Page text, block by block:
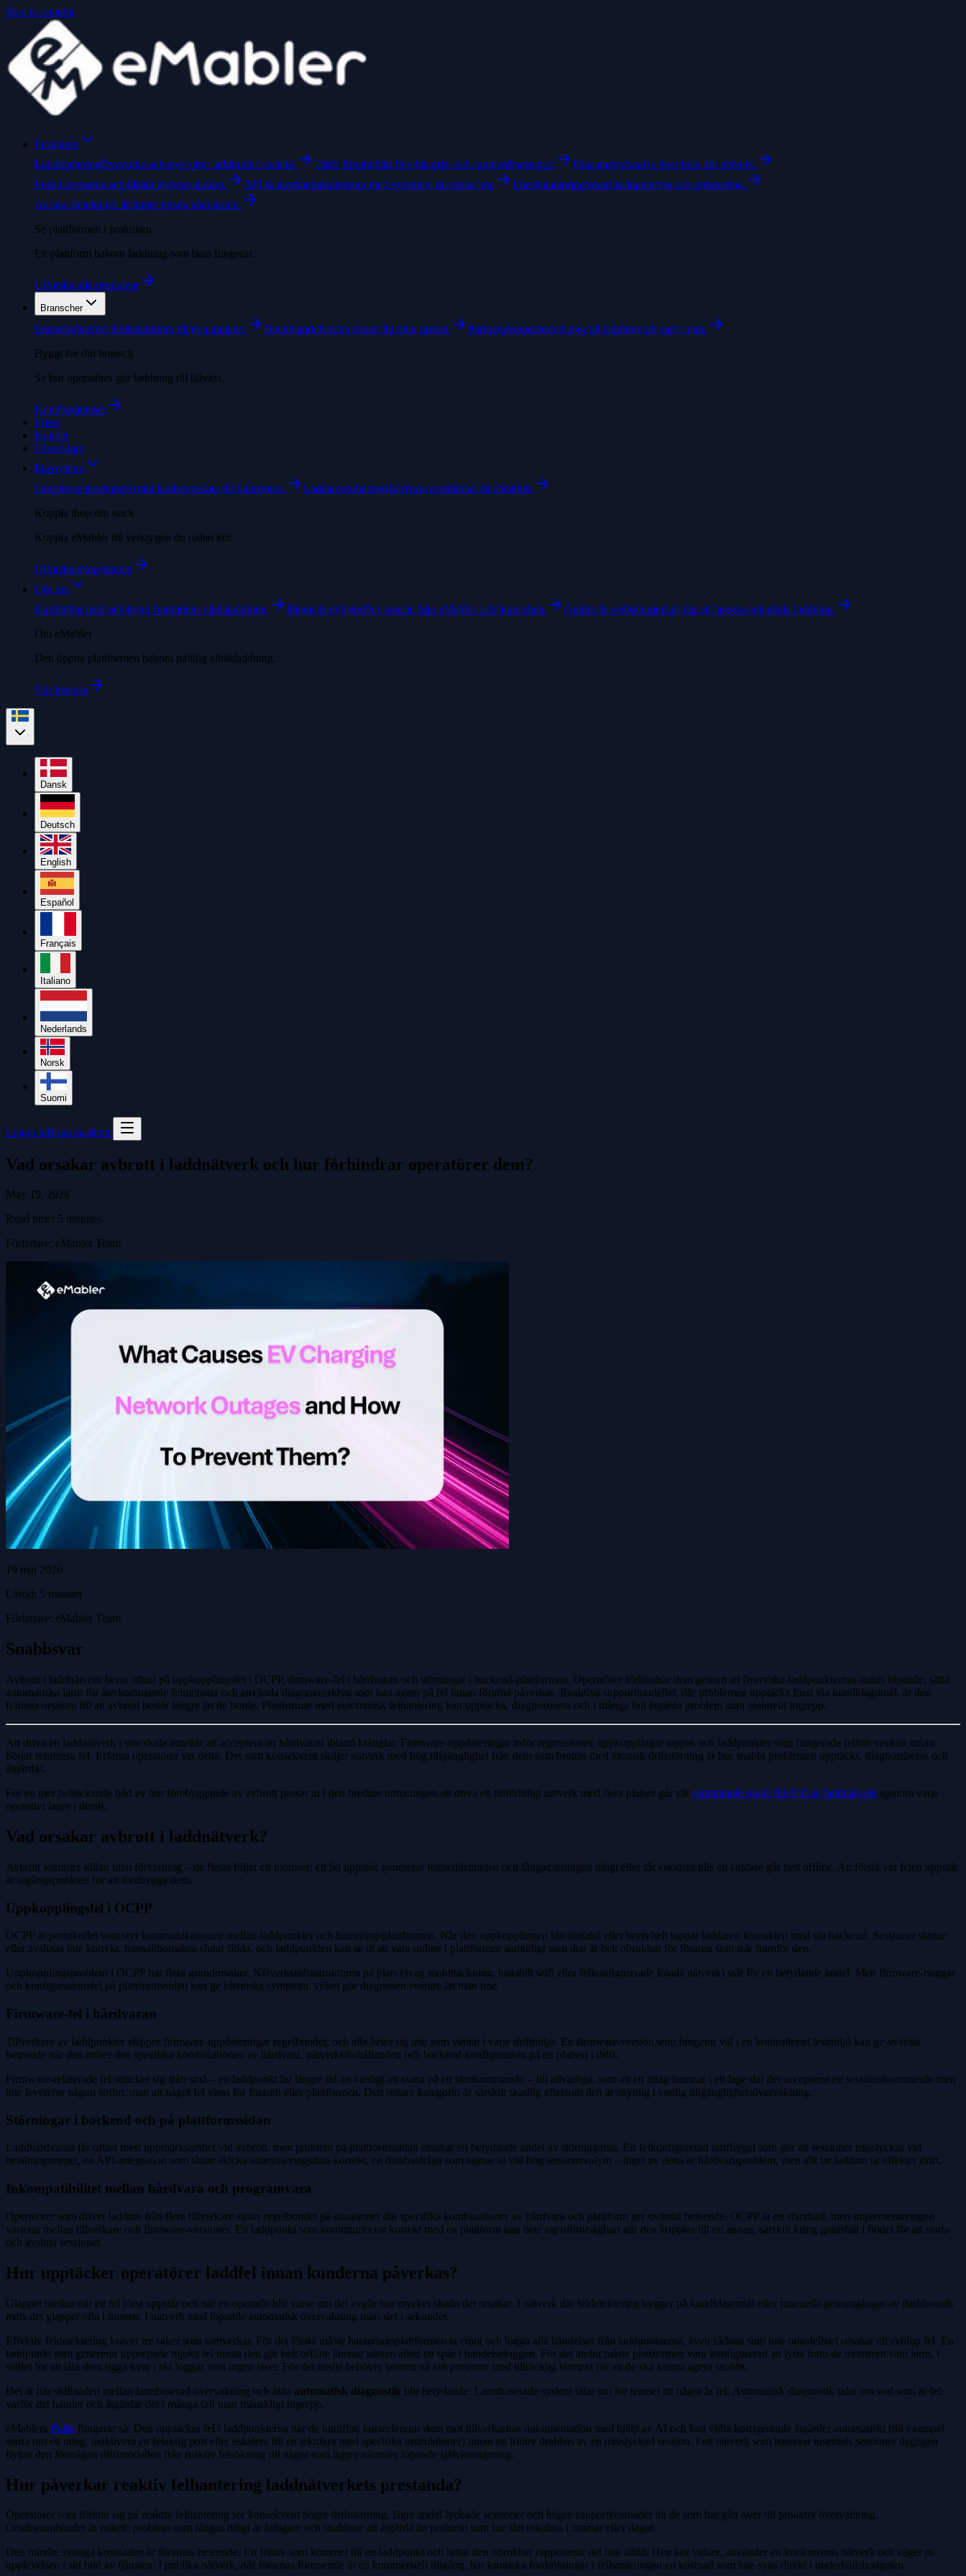
Skip to content
Produkter
LaddhanteringÖvervaka och styr varje laddpunkt i realtid. Tariff EngineSätt flexibla pris- och faktureringsregler. DataanalysAnalys över hela ditt nätverk.
PulseLivestatus och tillståndsövervakning. API & kopplingarIntegrera med systemen du redan kör. EnergihanteringSmart lasthantering och optimering.
Ad hoc-betalningLåt förare betala utan konto.
Se plattformen i praktiken
En plattform bakom laddning som bara fungerar.
Utforska alla produkter
Branscher
EnergibolagGör elbilsladdning till nya intäkter. DetaljhandelLocka förare till dina platser. ParkeringsoperatörerLägg till laddning på varje plats.
Byggt för din bransch
Se hur operatörer gör laddning till tillväxt.
Kundberättelser
Priser
Kunder
Utvecklare
Ekosystem
Salesforce-kopplingSynka laddningsdata till Salesforce. LaddarcertifieringHårdvara certifierad för eMabler.
Koppla ihop din stack
Koppla eMabler till verktygen du redan kör.
Utforska ekosystemet
Om oss
KarriärVar med och bygg framtidens elbilsladdning. Blogg & nyheterDet senaste från eMabler och branschen. Guider & webbinarierLär dig att lansera och skala laddning.
Om eMabler
Den öppna plattformen bakom pålitlig elbilsladdning.
Vår historia
Dansk
Deutsch
English
Español
Français
Italiano
Nederlands
Norsk
Suomi
Logga inBoka en demo
Vad orsakar avbrott i laddnätverk och hur förhindrar operatörer dem?
May 19, 2026
Read time: 5 minutes
Författare: eMabler Team
19 maj 2026
Lästid: 5 minuter
Författare: eMabler Team
Snabbsvar
Avbrott i laddnätverk beror oftast på uppkopplingsfel i OCPP, firmware-fel i hårdvaran och störningar i backend-plattformen. Operatörer förhindrar dem genom att övervaka laddpunkternas status löpande, sätta
automatiska larm för återkommande felmönster och använda diagnosverktyg som kan agera på fel innan förarna påverkas. Reaktiva supportmodeller, där problemen upptäcks först via kundklagomål, är den
främsta orsaken till att avbrott består längre än de borde. Plattformar med automatisk felhantering kan upptäcka, diagnostisera och i många fall åtgärda problem utan manuellt ingrepp.
Att driva ett laddnätverk i stor skala innebär att acceptera att hårdvaran ibland krånglar. Firmware-uppdateringar inför regressioner, uppkopplingar tappas och laddpunkter som fungerade felfritt veckan innan
börjar returnera fel. Erfarna operatörer vet detta. Det som konsekvent skiljer nätverk med hög tillgänglighet från dem som brottas med kronisk driftstörning är hur snabbt problemen upptäcks, diagnostiseras och
åtgärdas.
För en mer heltäckande bild av hur förebyggande av avbrott passar in i den bredare utmaningen att driva ett tillförlitligt nätverk med flera platser går vår omfattande guide till drift av laddnätverk igenom varje
operativt lager i detalj.
Vad orsakar avbrott i laddnätverk?
Avbrott kommer sällan utan förvarning – de flesta följer ett mönster: ett fel uppstår, genererar felmeddelanden och fångas antingen tidigt eller får eskalera tills en laddare går helt offline. Att förstå var felen uppstår
är utgångspunkten för att förebygga dem.
Uppkopplingsfel i OCPP
OCPP är protokollet som styr kommunikationen mellan laddpunkter och hanteringsplattformen. När den uppkopplingen blir instabil eller bryts helt tappar laddaren kontakten med sin backend. Sessioner startar
eller avslutas inte korrekt, transaktionsdata slutar flöda, och laddpunkten kan se ut att vara online i plattformen samtidigt som den är helt obrukbar för föraren som står framför den.
Uppkopplingsproblem i OCPP har flera grundorsaker. Nätverksinfrastrukturen på plats (svag mobiltäckning, instabilt wifi eller felkonfigurerade lokala nätverk) står för en betydande andel. Men firmware-buggar
och konfigurationsfel på plattformssidan kan ge identiska symptom, vilket gör diagnosen svårare än man tror.
Firmware-fel i hårdvaran
Tillverkare av laddpunkter släpper firmware-uppdateringar regelbundet, och alla beter sig inte som väntat i varje driftmiljö. En firmware-version som fungerar väl i en kontrollerad testmiljö kan ge oväntat
beteende när den möter den specifika kombinationen av hårdvara, nätverksförhållanden och backend-konfiguration på en platsen i drift.
Firmware-relaterade fel sträcker sig från små – en laddpunkt tar längre tid än vanligt att svara på ett startkommando – till allvarliga, som att ett uttag hamnar i ett läge där det accepterar ett sessionskommando men
inte levererar någon ström, utan att något fel visas för föraren eller plattformen. Den senare kategorin är särskilt skadlig eftersom den är osynlig i vanlig tillgänglighetsövervakning.
Störningar i backend och på plattformssidan
Laddhårdvaran får oftast mest uppmärksamhet vid avbrott, men problem på plattformssidan orsakar en betydande andel av störningarna. En felkonfigurerad tariffregel som gör att sessioner misslyckas vid
betalningssteget, en API-integration som slutar skicka autentiseringsdata korrekt, en databasfråga som tajmar ut vid hög sessionsvolym – inget av detta är hårdvaruproblem, men allt tar laddare ur effektiv drift.
Inkompatibilitet mellan hårdvara och programvara
Operatörer som driver laddare från flera tillverkare stöter regelbundet på situationer där specifika kombinationer av hårdvara och plattform ger oväntat beteende. OCPP är en standard, men implementeringen
varierar mellan tillverkare och firmware-versioner. En laddpunkt som kommunicerar korrekt med en plattform kan bete sig oförutsägbart när den kopplas till en annan, särskilt kring gränsfall i flödet för att starta
och avsluta sessioner.
Hur upptäcker operatörer laddfel innan kunderna påverkas?
Glappet mellan när ett fel först uppstår och när en operatör blir varse om det avgör hur mycket skada det orsakar. I nätverk där feldetektering bygger på kundklagomål eller manuella genomgångar av dashboards
mäts det glappet ofta i timmar. I nätverk med löpande automatisk övervakning mäts det i sekunder.
Effektiv feldetektering kräver tre saker som samverkar. För det första måste hanteringsplattformen ta emot och logga alla händelser från laddpunkterna, även sådana som inte omedelbart orsakar ett synligt fel. En
laddpunkt som genererar upprepade mjuka fel innan den går helt offline lämnar nästan alltid ett spår i händelseloggen. För det andra måste plattformen vara konfigurerad att lyfta fram de mönstren som larm, i
stället för att låta dem ligga kvar i råa loggar som ingen läser. För det tredje behöver larmen nå rätt personer med tillräcklig kontext för att de ska kunna agera snabbt.
Det är här skillnaden mellan larmbaserad övervakning och äkta automatisk diagnostik blir betydande. Larmbaserade system talar om för teamet att något är fel. Automatisk diagnostik talar om vad som är fel,
varför det händer och åtgärdar det i många fall utan mänskligt ingrepp.
eMablers Pulse fungerar så. Den upptäcker fel i laddpunkterna när de inträffar, korsrefererar dem mot tillverkarnas dokumentation med hjälp av AI och kan vidta korrigerande åtgärder automatiskt (till exempel
starta om ett uttag, inaktivera en felaktig port eller eskalera till en tekniker med specifika instruktioner) innan en förare drabbas av en misslyckad session. I ett nätverk som hanterar tusentals sessioner dagligen
flyttar den förmågan driftmodellen från reaktiv felsökning till något som ligger närmare löpande självkorrigering.
Hur påverkar reaktiv felhantering laddnätverkets prestanda?
Operatörer som förlitar sig på reaktiv felhantering ser konsekvent högre driftstörning, lägre andel lyckade sessioner och högre supportkostnader än de som har gått över till proaktiv övervakning.
Orsakssambandet är enkelt: problem som fångas tidigt är billigare och snabbare att åtgärda än problem som har fått eskalera i timmar eller dagar.
Den mindre synliga kostnaden är förarnas beteende. En förare som kommer till en laddpunkt och hittar den obrukbar rapporterar det inte alltid. Hen kör vidare, använder en konkurrents nätverk och väger in
upplevelsen i sin bild av tjänsten. I publika nätverk, där förarnas förtroende är en kommersiell tillgång, bär kroniska fördröjningar i felhanteringen en kostnad som inte syns direkt i underhållsbudgeten.